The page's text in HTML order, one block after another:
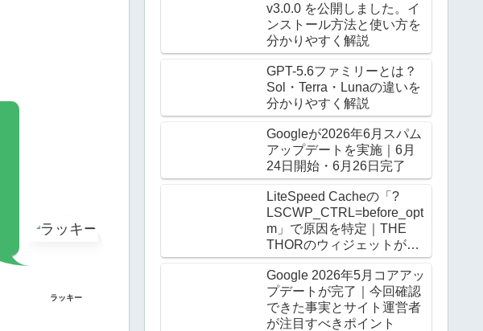
ラッキー
v3.0.0 を公開しました。イ
ンストール方法と使い方を
分かりやすく解説
GPT-5.6ファミリーとは？
Sol・Terra・Lunaの違いを
分かりやすく解説
Googleが2026年6月スパム
アップデートを実施｜6月
24日開始・6月26日完了
LiteSpeed Cacheの「?
LSCWP_CTRL=before_opt
m」で原因を特定｜THE
THORのウィジェットがロ
グアウト時だけ崩る
Google 2026年5月コアアッ
プデートが完了｜今回確認
できた事実とサイト運営者
が注目すべきポイント